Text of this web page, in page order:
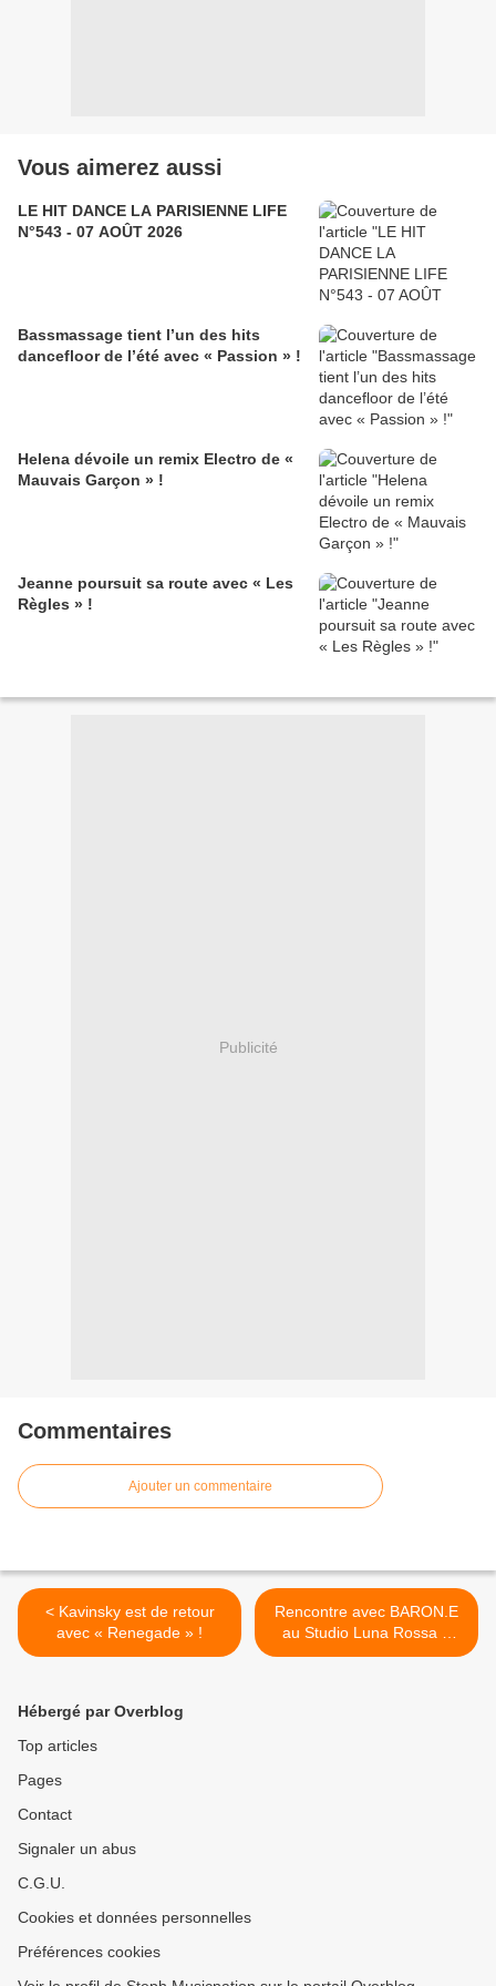
Vous aimerez aussi
LE HIT DANCE LA PARISIENNE LIFE
N°543 - 07 AOÛT 2026
Bassmassage tient l’un des hits
dancefloor de l’été avec « Passion » !
Helena dévoile un remix Electro de «
Mauvais Garçon » !
Jeanne poursuit sa route avec « Les
Règles » !
Publicité
Commentaires
Ajouter un commentaire
< Kavinsky est de retour
avec « Renegade » !
Rencontre avec BARON.E
au Studio Luna Rossa à
l’occasion de la parution de
Hébergé par Overblog
Top articles
Pages
Contact
Signaler un abus
C.G.U.
Cookies et données personnelles
Préférences cookies